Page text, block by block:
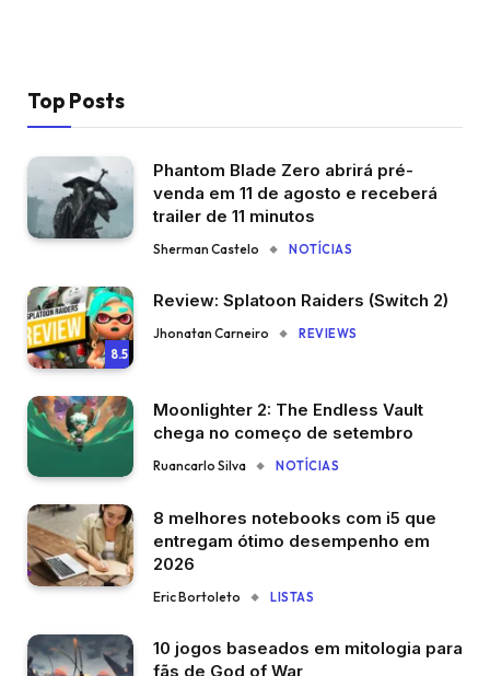
Top Posts
Phantom Blade Zero abrirá pré-
venda em 11 de agosto e receberá
trailer de 11 minutos
Sherman Castelo NOTÍCIAS
8.5
Review: Splatoon Raiders (Switch 2)
Jhonatan Carneiro REVIEWS
Moonlighter 2: The Endless Vault
chega no começo de setembro
Ruancarlo Silva NOTÍCIAS
8 melhores notebooks com i5 que
entregam ótimo desempenho em
2026
Eric Bortoleto LISTAS
10 jogos baseados em mitologia para
fãs de God of War